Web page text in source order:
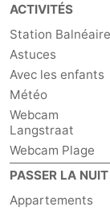
ACTIVITÉS
Station Balnéaire
Astuces
Avec les enfants
Météo
Webcam
Langstraat
Webcam Plage
PASSER LA NUIT
Appartements